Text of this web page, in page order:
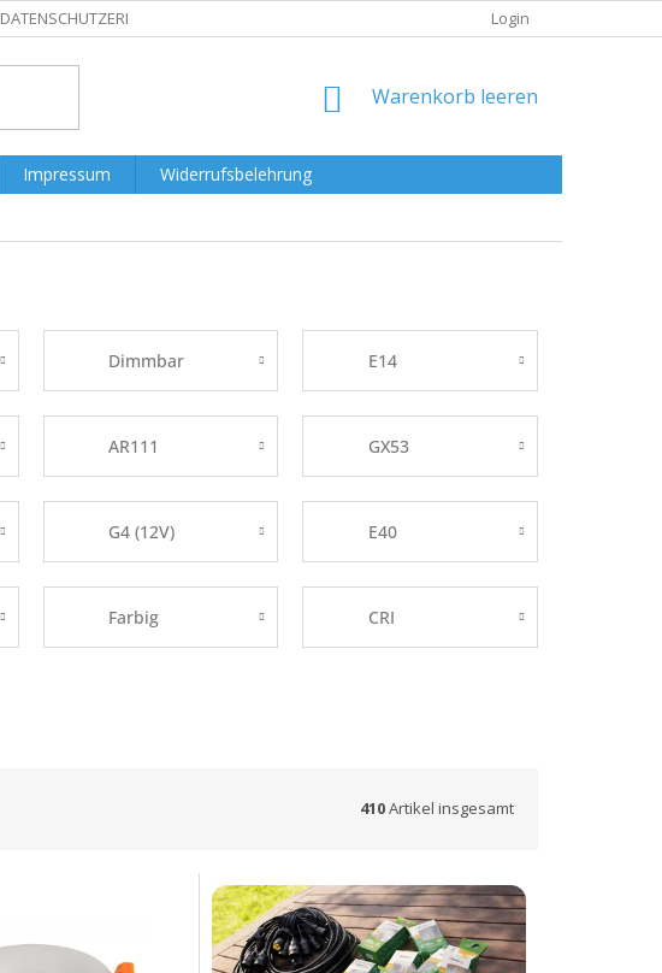
DATENSCHUTZERKLÄRUNG Login
WARENKORB
Warenkorb leeren
Impressum
Widerrufsbelehrung
Dimmbar E14
AR111 GX53
G4 (12V) E40
Farbig CRI
410Artikel insgesamt